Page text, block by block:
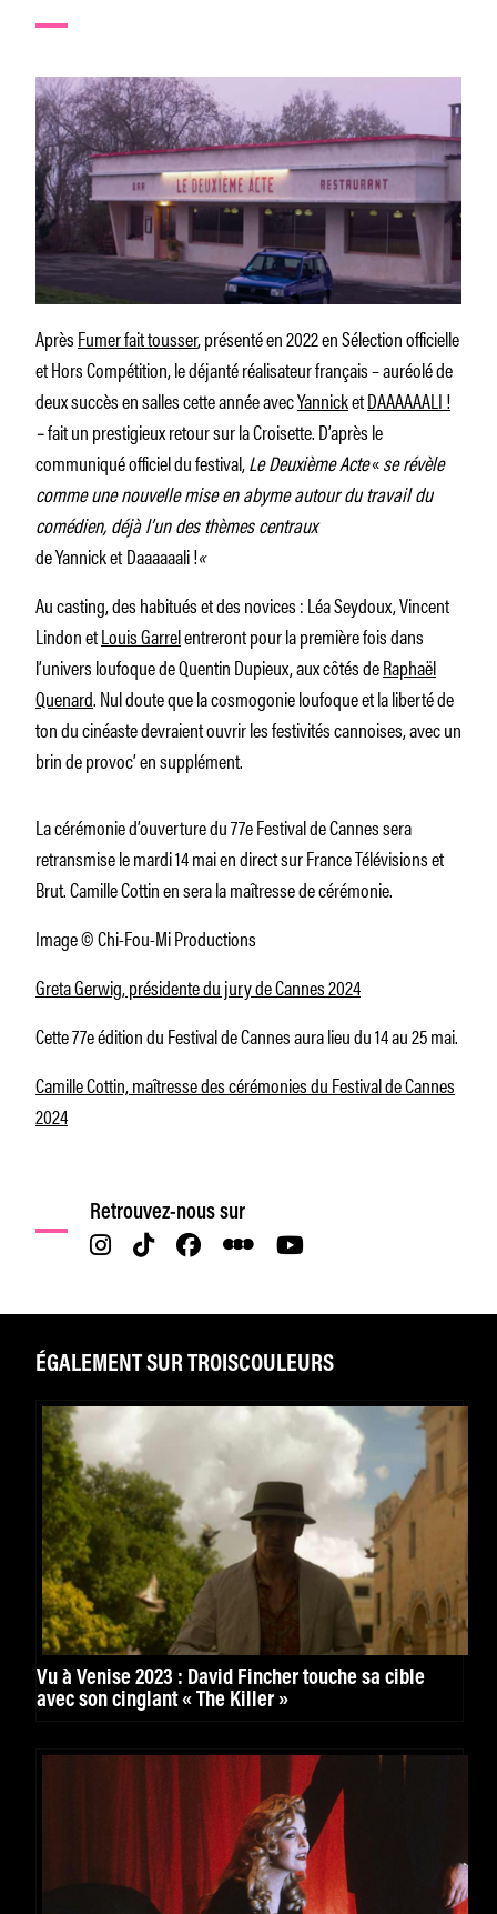
AprèsFumer fait tousser, présenté en 2022 en Sélection officielle
et Hors Compétition, le déjanté réalisateur français – auréolé de
deux succès en salles cette année avecYannicketDAAAAAALI !
–fait un prestigieux retour sur la Croisette. D’après le
communiqué officiel du festival,Le Deuxième Acte«se révèle
comme une nouvelle mise en abyme autour du travail du
comédien, déjà l’un des thèmes centraux
de Yannick etDaaaaaali !«
Au casting, des habitués et des novices : Léa Seydoux, Vincent
Lindon etLouis Garrelentreront pour la première fois dans
l’univers loufoque de Quentin Dupieux, aux côtés deRaphaël
Quenard. Nul doute que la cosmogonie loufoque et la liberté de
ton du cinéaste devraient ouvrir les festivités cannoises, avec un
brin de provoc’ en supplément.
La cérémonie d’ouverture du 77e Festival de Cannes sera
retransmise le mardi 14 mai en direct sur France Télévisions et
Brut. Camille Cottin en sera la maîtresse de cérémonie.
Image © Chi-Fou-Mi Productions
Greta Gerwig, présidente du jury de Cannes 2024
Cette 77e édition du Festival de Cannes aura lieu du 14 au 25 mai.
Camille Cottin, maîtresse des cérémonies du Festival de Cannes
2024
Retrouvez-nous sur
ÉGALEMENT SUR TROISCOULEURS
Vu à Venise 2023 : David Fincher touche sa cible
avec son cinglant « The Killer »